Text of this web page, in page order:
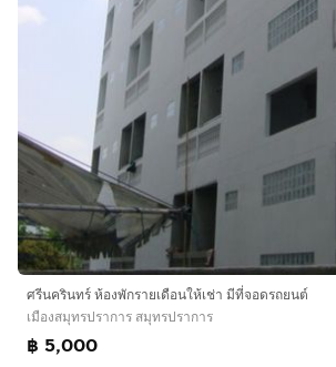
ศรีนครินทร์ ห้องพักรายเดือนให้เช่า มีที่จอดรถยนต์
เมืองสมุทรปราการ สมุทรปราการ
฿ 5,000